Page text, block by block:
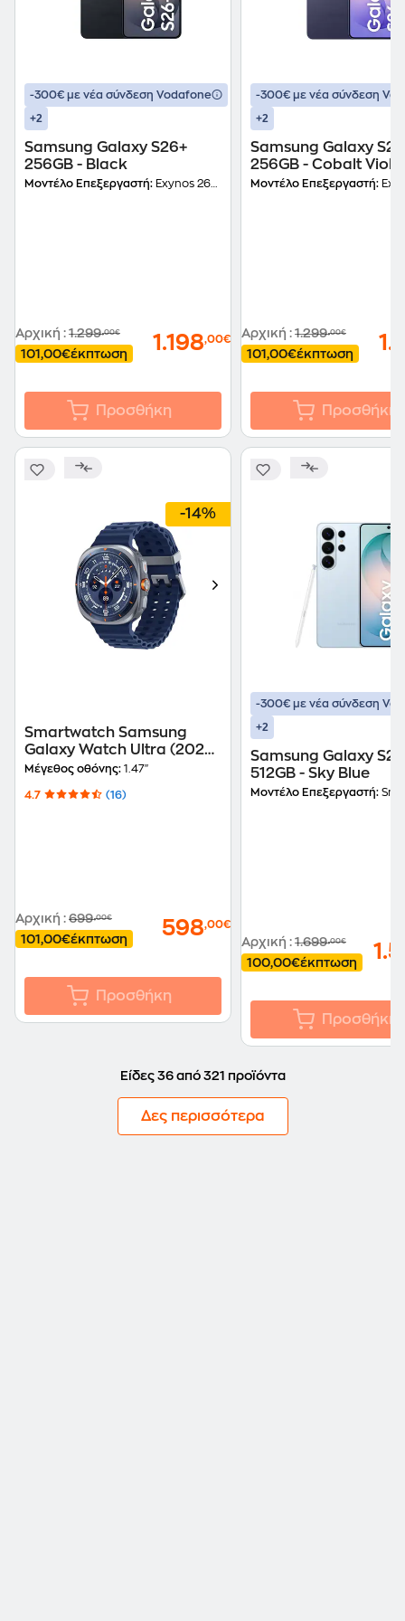
-300€ με νέα σύνδεση Vodafone
+2
Samsung Galaxy S26+
256GB - Black
Μοντέλο Επεξεργαστή: Exynos 2600 (2 nm)
Αρχική : 1.299,00€
101,00€έκπτωση 1.198,00€
Προσθήκη
-300€ με νέα σύνδεση
+2
Samsung Galaxy
256GB - Cobalt
Μοντέλο Επεξεργαστή: Exynos
Αρχική : 1.299,00€
101,00€έκπτωση
Προσθήκη
-14%
Smartwatch Samsung
Galaxy Watch Ultra (2025)
47mm - Titanium Blue
Μέγεθος οθόνης: 1.47"
4.7 (16)
Αρχική : 699,00€
101,00€έκπτωση 598,00€
Προσθήκη
-300€ με νέα σύνδεση
+2
Samsung Galaxy
512GB - Sky Blue
Μοντέλο Επεξεργαστή: Snapdragon 8
Αρχική : 1.699,00€
100,00€έκπτωση
Προσθήκη
Είδες 36 από 321 προϊόντα
Δες περισσότερα